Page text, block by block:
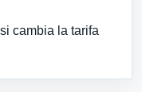
cambia la tarifa